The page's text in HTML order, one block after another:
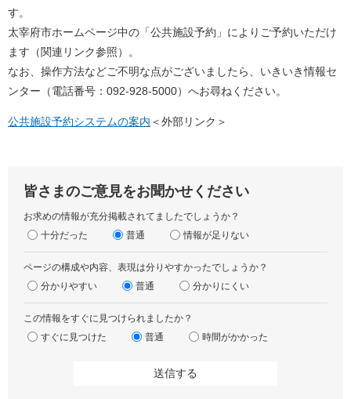
す。
太宰府市ホームページ中の「公共施設予約」によりご予約いただけ
ます（関連リンク参照）。
なお、操作方法などご不明な点がございましたら、いきいき情報セ
ンター（電話番号：092-928-5000）へお尋ねください。
公共施設予約システムの案内 ＜外部リンク＞
皆さまのご意見をお聞かせください
お求めの情報が充分掲載されてましたでしょうか？
十分だった
普通 情報が足りない
ページの構成や内容、表現は分りやすかったでしょうか？
分かりやすい
普通 分かりにくい
この情報をすぐに見つけられましたか？
すぐに見つけた
普通 時間がかかった